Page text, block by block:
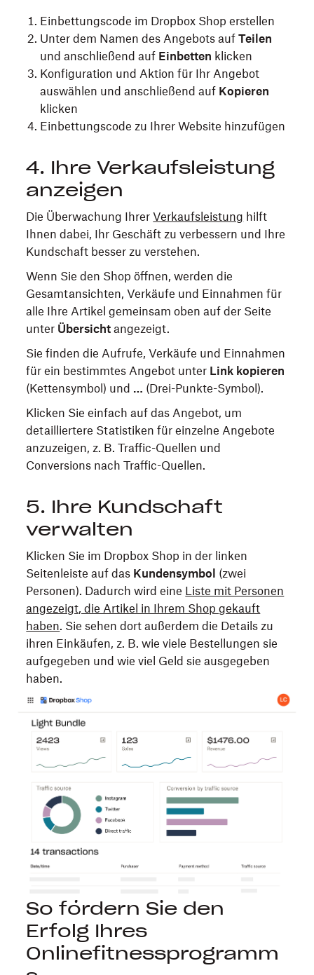
Einbettungscode im Dropbox Shop erstellen
Unter dem Namen des Angebots aufTeilen
und anschließend auf Einbetten klicken
Konfiguration und Aktion für Ihr Angebot
auswählen und anschließend auf Kopieren
klicken
Einbettungscode zu Ihrer Website hinzufügen
4. Ihre Verkaufsleistung
anzeigen
Die Überwachung IhrerVerkaufsleistung hilft
Ihnen dabei, Ihr Geschäft zu verbessern und Ihre
Kundschaft besser zu verstehen.
Wenn Sie den Shop öffnen, werden die
Gesamtansichten, Verkäufe und Einnahmen für
alle Ihre Artikel gemeinsam oben auf der Seite
unter Übersicht angezeigt.
Sie finden die Aufrufe, Verkäufe und Einnahmen
für ein bestimmtes Angebot unter Link kopieren
(Kettensymbol) und … (Drei-Punkte-Symbol).
Klicken Sie einfach auf das Angebot, um
detailliertere Statistiken für einzelne Angebote
anzuzeigen, z. B. Traffic-Quellen und
Conversions nach Traffic-Quellen.
5. Ihre Kundschaft
verwalten
Klicken Sie im Dropbox Shop in der linken
Seitenleiste auf das Kundensymbol (zwei
Personen). Dadurch wird eine Liste mit Personen
angezeigt, die Artikel in Ihrem Shop gekauft
haben. Sie sehen dort außerdem die Details zu
ihren Einkäufen, z. B. wie viele Bestellungen sie
aufgegeben und wie viel Geld sie ausgegeben
haben.
So fördern Sie den
Erfolg Ihres
Onlinefitnessprogramm